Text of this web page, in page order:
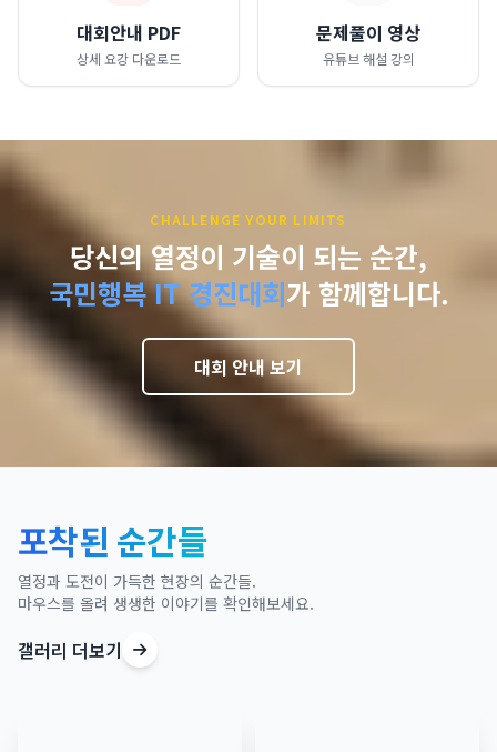
대회안내 PDF
상세 요강 다운로드
문제풀이 영상
유튜브 해설 강의
CHALLENGE YOUR LIMITS
당신의 열정이 기술이 되는 순간,
국민행복 IT 경진대회가 함께합니다.
대회 안내 보기
포착된 순간들
열정과 도전이 가득한 현장의 순간들.
마우스를 올려 생생한 이야기를 확인해보세요.
갤러리 더보기